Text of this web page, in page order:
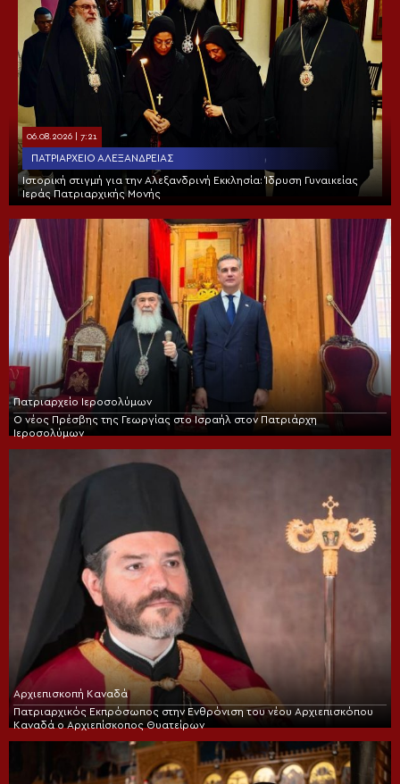
06.08.2026 | 7:21
ΠΑΤΡΙΑΡΧΕΊΟ ΑΛΕΞΑΝΔΡΕΊΑΣ
Ιστορική στιγμή για την Αλεξανδρινή Εκκλησία: Ίδρυση Γυναικείας
Ιεράς Πατριαρχικής Μονής
Πατριαρχείο Ιεροσολύμων
Ο νέος Πρέσβης της Γεωργίας στο Ισραήλ στον Πατριάρχη
Ιεροσολύμων
Αρχιεπισκοπή Καναδά
Πατριαρχικός Εκπρόσωπος στην Ενθρόνιση του νέου Αρχιεπισκόπου
Καναδά ο Αρχιεπίσκοπος Θυατείρων